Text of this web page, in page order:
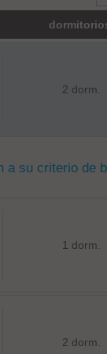
2 dorm.
a su criterio de
1 dorm.
2 dorm.